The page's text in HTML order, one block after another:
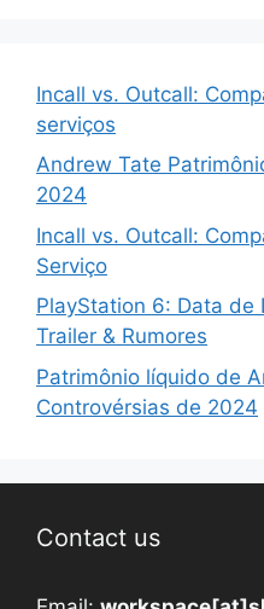
Incall vs. Outcall:
serviços
Andrew Tate
2024
Incall vs. Outcall:
Serviço
PlayStation 6: Data de
Trailer & Rumores
Patrimônio líquido de
Controvérsias de 2024
Contact us